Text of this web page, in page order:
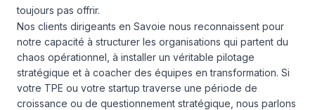
toujours pas offrir.
Nos clients dirigeants en Savoie nous reconnaissent pour
notre capacité à structurer les organisations qui partent du
chaos opérationnel, à installer un véritable pilotage
stratégique et à coacher des équipes en transformation. Si
votre TPE ou votre startup traverse une période de
croissance ou de questionnement stratégique, nous parlons